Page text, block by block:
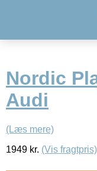
Nordic
Audi
(Læs mere)
1949 kr. (Vis fragtpris)